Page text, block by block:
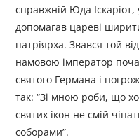
справжній Юда
допомагав цареві
патріярха. Звався той
намовою імператор
святого Германа і
так: “Зі мною роби, що
святих ікон не смій
соборами”.